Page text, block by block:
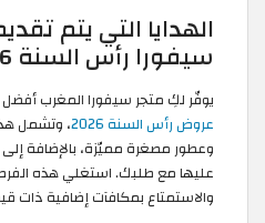
الهدايا التي يتم
سيفورا رأس السنة 2026
يوفّر لكِ متجر سيفورا المغرب أفضل
عروض رأس السنة 2026
، وتشمل
وعطور مصغرة مميّزة، بالإضافة
عليها مع طلبك. استغلي هذه
والاستمتاع بمكافآت إضافية ذات